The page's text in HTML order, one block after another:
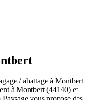
/ abattage à Montbert
à Montbert (44140) et
vous propose des